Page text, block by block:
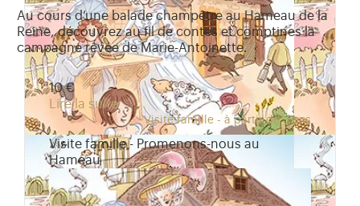
Au cours d’une balade champêtre au Hameau de la
Reine, découvrez au fil de contes et comptines la
campagne rêvée de Marie-Antoinette.
10 €
Lire la suite
Visite famille - à partir de 3 ans
Visite famille - Promenons-nous au
Hameau